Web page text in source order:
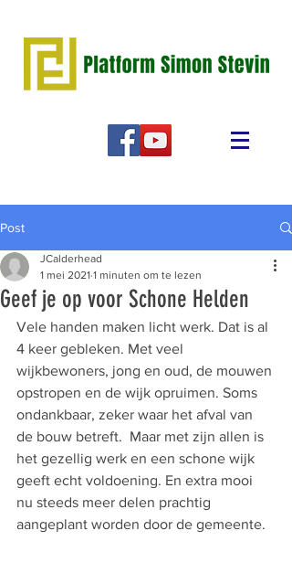
Post
Geef je op voor Schone Helden
JCalderhead
1 mei 2021 1 minuten om te lezen
Vele handen maken licht werk. Dat is al
4 keer gebleken. Met veel
wijkbewoners, jong en oud, de mouwen
opstropen en de wijk opruimen. Soms
ondankbaar, zeker waar het afval van
de bouw betreft.  Maar met zijn allen is
het gezellig werk en een schone wijk
geeft echt voldoening. En extra mooi
nu steeds meer delen prachtig
aangeplant worden door de gemeente.